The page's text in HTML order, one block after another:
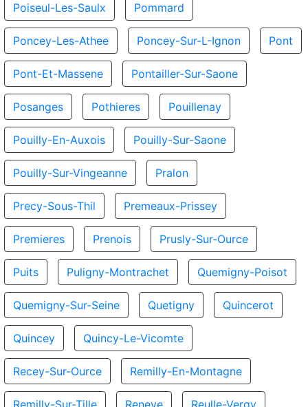
Poiseul-Les-Saulx Pommard
Poncey-Les-Athee Poncey-Sur-L-Ignon Pont
Pont-Et-Massene Pontailler-Sur-Saone
Posanges Pothieres Pouillenay
Pouilly-En-Auxois Pouilly-Sur-Saone
Pouilly-Sur-Vingeanne Pralon
Precy-Sous-Thil Premeaux-Prissey
Premieres Prenois Prusly-Sur-Ource
Puits Puligny-Montrachet Quemigny-Poisot
Quemigny-Sur-Seine Quetigny Quincerot
Quincey Quincy-Le-Vicomte
Recey-Sur-Ource Remilly-En-Montagne
Remilly-Sur-Tille Reneve Reulle-Vergy